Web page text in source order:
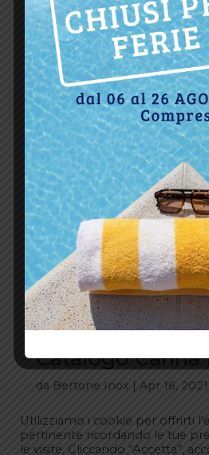
Catalogo Canna
da Bertone Inox | Apr 16, 2021
Utilizziamo i cookie per offrirti
pertinente ricordando le tue
le visite. Cliccando “Accetta”,